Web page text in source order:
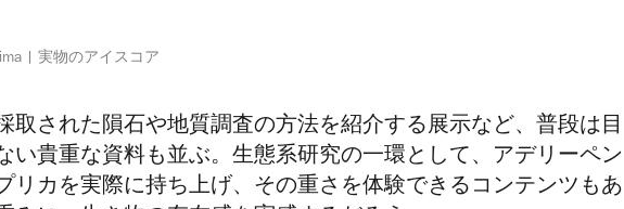
実物のアイスコア
取された隕石や地質調査の方法を紹介する展示など、普段は目
い貴重な資料も並ぶ。生態系研究の一環として、アデリーペン
リカを実際に持ち上げ、その重さを体験できるコンテンツもあ